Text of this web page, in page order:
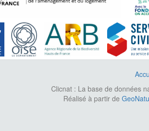
Clicnat : La base de données
Réalisé à partir de